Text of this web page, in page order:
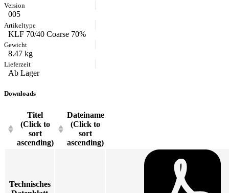
005
KLF 70/40 Coarse 70%
8.47 kg
Ab Lager
Downloads
Titel
(Click to
sort
ascending)
Dateiname
(Click to
sort
ascending)
Technisches